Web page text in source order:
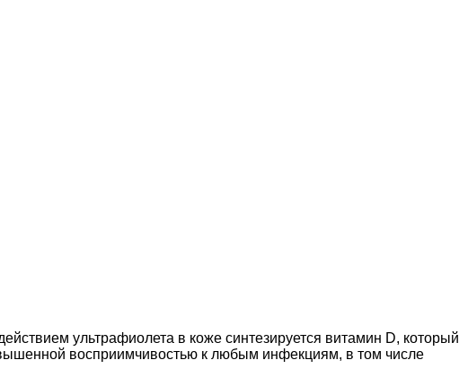
ультрафиолета в коже синтезируется витамин D, который
восприимчивостью к любым инфекциям, в том числе